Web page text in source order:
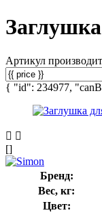
Артикул
{ "id": 234977,
[]
Бренд:
Вес, кг:
Цвет: